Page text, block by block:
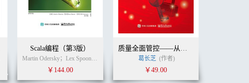
(作者) 周彦伟 孟治华 (译者)
Scala编程（第3版）
Martin Odersky；Lex Spoon；Bill Venners (作者) 高宇翔 (译者)
￥144.00
葛长芝 (作者)
￥49.00